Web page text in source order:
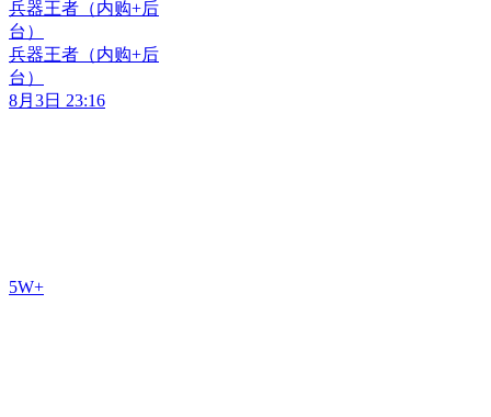
兵器王者（内购+后
台）
兵器王者（内购+后
台）
8月3日 23:16
5W+